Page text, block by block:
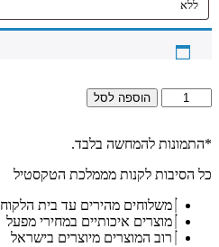
כמות
של
-
מזמור
בכיתוב
הוספה לסל
*התמונות להמחשה בלבד.
כל הסיבות לקנות מממלכת הטקסטיל
משלוחים מהירים עד בית הלקוח
מוצרים איכותיים במחירי מפעל
רוב המוצרים מיוצרים בישראל